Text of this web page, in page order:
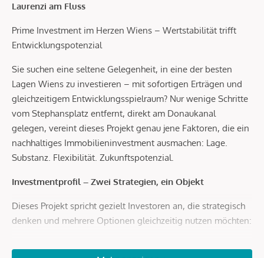
Laurenzi am Fluss
Prime Investment im Herzen Wiens – Wertstabilität trifft
Entwicklungspotenzial
Sie suchen eine seltene Gelegenheit, in eine der besten
Lagen Wiens zu investieren – mit sofortigen Erträgen und
gleichzeitigem Entwicklungsspielraum? Nur wenige Schritte
vom Stephansplatz entfernt, direkt am Donaukanal
gelegen, vereint dieses Projekt genau jene Faktoren, die ein
nachhaltiges Immobilieninvestment ausmachen: Lage.
Substanz. Flexibilität. Zukunftspotenzial.
Investmentprofil – Zwei Strategien, ein Objekt
Dieses Projekt spricht gezielt Investoren an, die strategisch
denken und mehrere Optionen gleichzeitig nutzen möchten: